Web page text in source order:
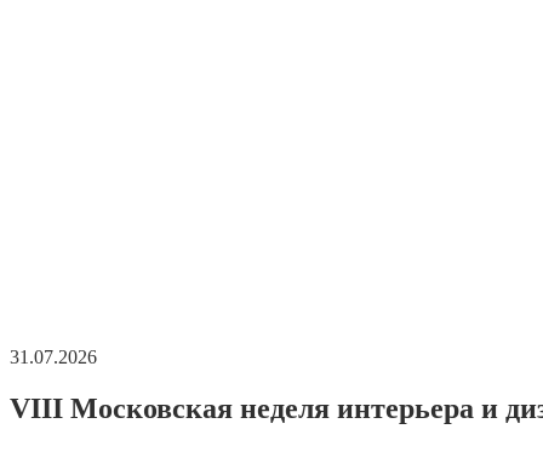
31.07.2026
VIII Московская неделя интерьера и